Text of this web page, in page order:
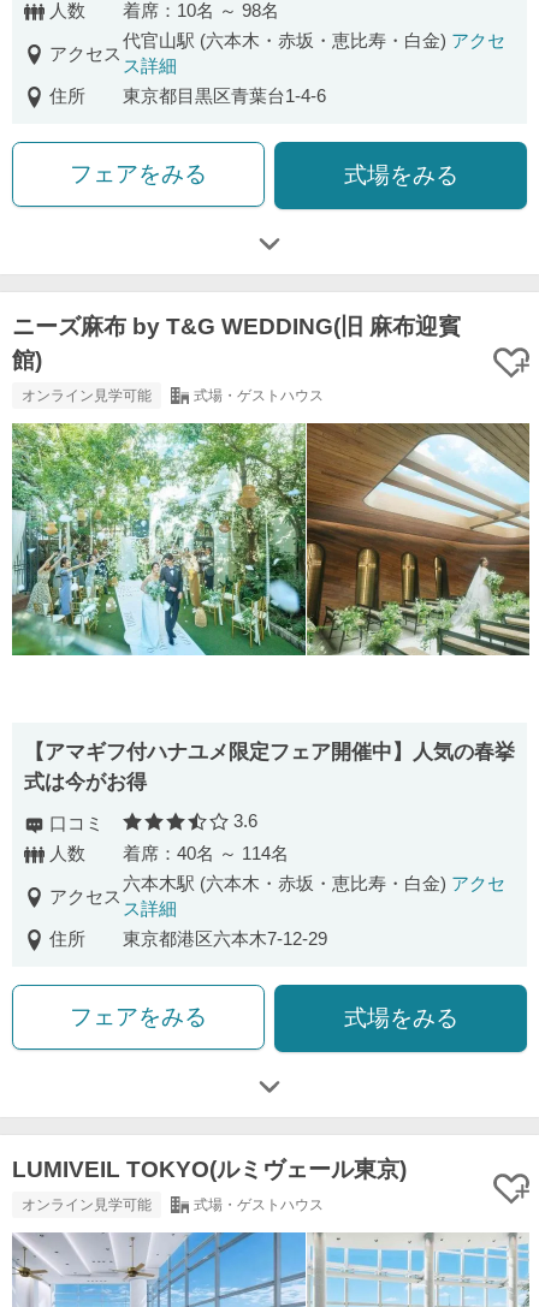
人数
着席：10名 ～ 98名
アクセス
代官山駅 (六本木・赤坂・恵比寿・白金) アクセ
ス詳細
住所
東京都目黒区青葉台1-4-6
フェアをみる 式場をみる
ニーズ麻布 by T&G WEDDING(旧 麻布迎賓
館)
オンライン見学可能 式場・ゲストハウス
【アマギフ付ハナユメ限定フェア開催中】人気の春挙
式は今がお得
口コミ 口コミ評価
3.6
人数
着席：40名 ～ 114名
アクセス
六本木駅 (六本木・赤坂・恵比寿・白金) アクセ
ス詳細
住所
東京都港区六本木7-12-29
フェアをみる 式場をみる
LUMIVEIL TOKYO(ルミヴェール東京)
オンライン見学可能 式場・ゲストハウス